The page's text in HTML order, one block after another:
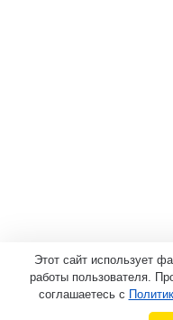
Этот сайт использует
работы пользователя.
соглашаетесь с